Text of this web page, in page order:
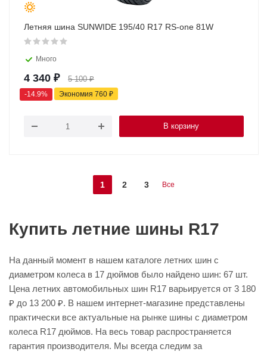
Летняя шина SUNWIDE 195/40 R17 RS-one 81W
Много
4 340 ₽ 5 100₽
-14.9% Экономия 760 ₽
В корзину
1 2 3 Все
Купить летние шины R17
На данный момент в нашем каталоге летних шин с
диаметром колеса в 17 дюймов было найдено шин: 67 шт.
Цена летних автомобильных шин R17 варьируется от 3 180
₽ до 13 200 ₽. В нашем интернет-магазине представлены
практически все актуальные на рынке шины с диаметром
колеса R17 дюймов. На весь товар распространяется
гарантия производителя. Мы всегда следим за